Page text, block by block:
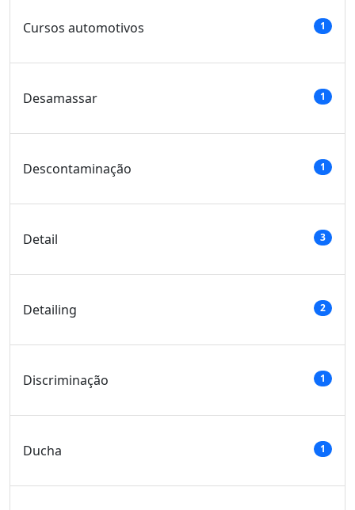
Cursos automotivos 1
Desamassar 1
Descontaminação 1
Detail 3
Detailing 2
Discriminação 1
Ducha 1